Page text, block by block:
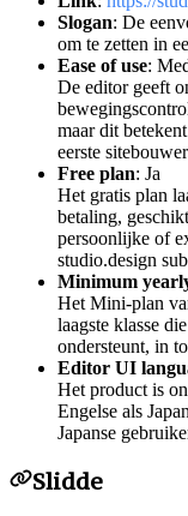
Slogan: De
om te zetten in
Ease of use:
De editor geeft
maar dit
eerste
Free plan: Ja
Het gratis plan
betaling,
persoonlijke of
studio.design
Minimum
Het Mini-plan
laagste klasse
ondersteunt, in
Editor UI
Het product is
Engelse als
Japanse
Slidde